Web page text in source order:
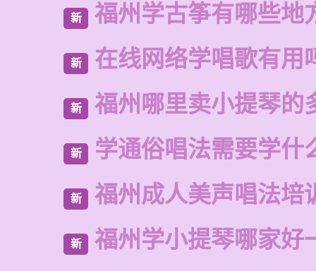
新 福州学古筝有哪些地
新 在线网络学唱歌有用
新 福州哪里卖小提琴的
新 学通俗唱法需要学什
新 福州成人美声唱法培
新 福州学小提琴哪家好